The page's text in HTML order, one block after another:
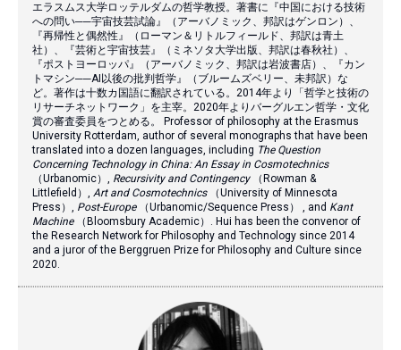
エラスムス大学ロッテルダムの哲学教授。著書に『中国における技術
への問い──宇宙技芸試論』（アーバノミック、邦訳はゲンロン）、
『再帰性と偶然性』（ローマン＆リトルフィールド、邦訳は青土
社）、『芸術と宇宙技芸』（ミネソタ大学出版、邦訳は春秋社）、
『ポストヨーロッパ』（アーバノミック、邦訳は岩波書店）、『カン
トマシン──AI以後の批判哲学』（ブルームズベリー、未邦訳）な
ど。著作は十数カ国語に翻訳されている。2014年より「哲学と技術の
リサーチネットワーク」を主宰。2020年よりバーグルエン哲学・文化
賞の審査委員をつとめる。 Professor of philosophy at the Erasmus
University Rotterdam, author of several monographs that have been
translated into a dozen languages, including The Question
Concerning Technology in China: An Essay in Cosmotechnics
（Urbanomic）, Recursivity and Contingency
（Rowman &
Littlefield）, Art and Cosmotechnics（University of Minnesota
Press）, Post-Europe（Urbanomic/Sequence Press） , and Kant
Machine（Bloomsbury Academic）. Hui has been the convenor of
the Research Network for Philosophy and Technology since 2014
and a juror of the Berggruen Prize for Philosophy and Culture since
2020.